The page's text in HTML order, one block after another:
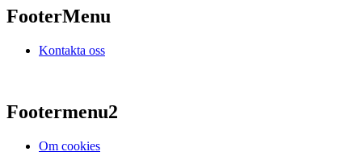
FooterMenu
Kontakta oss
Footermenu2
Om cookies